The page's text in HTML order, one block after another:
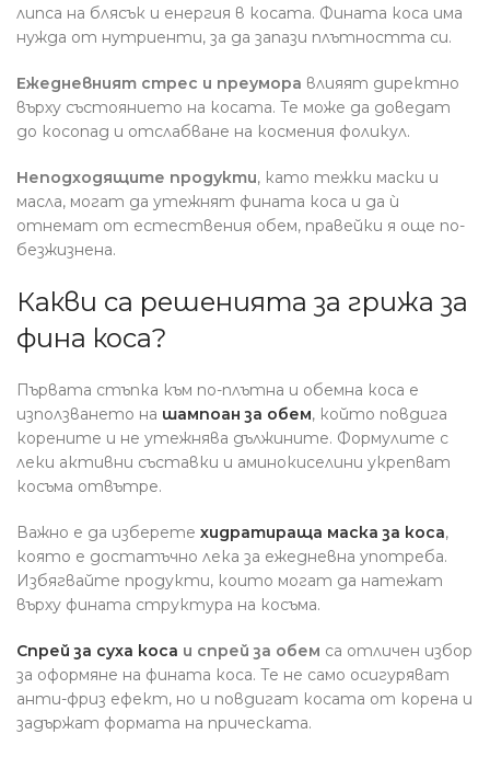
липса на блясък и енергия в косата. Фината коса има
нужда от нутриенти, за да запази плътността си.
Ежедневният стрес и преумора влияят директно
върху състоянието на косата. Те може да доведат
до косопад и отслабване на космения фоликул.
Неподходящите продукти, като тежки маски и
масла, могат да утежнят фината коса и да ѝ
отнемат от естествения обем, правейки я още по-
безжизнена.
Какви са решенията за грижа за
фина коса?
Първата стъпка към по-плътна и обемна коса е
използването на шампоан за обем, който повдига
корените и не утежнява дължините. Формулите с
леки активни съставки и аминокиселини укрепват
косъма отвътре.
Важно е да изберете хидратираща маска за коса,
която е достатъчно лека за ежедневна употреба.
Избягвайте продукти, които могат да натежат
върху фината структура на косъма.
Спрей за суха коса и спрей за обем са отличен избор
за оформяне на фината коса. Те не само осигуряват
анти-фриз ефект, но и повдигат косата от корена и
задържат формата на прическата.